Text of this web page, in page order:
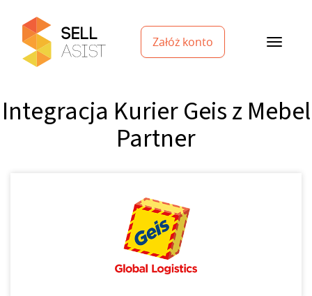
Załóż konto
Integracja Kurier Geis z Mebel
Partner